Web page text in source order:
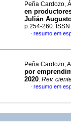
Peña Cardozo,
en
Julián
p.254-260.
· resumo em
Peña Cardozo,
por
2020. Rev.
· resumo em